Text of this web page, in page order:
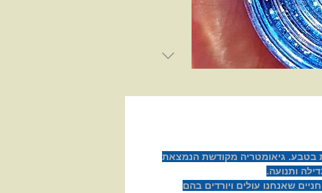
בטבע. גיאומטריה מקודשת הנמצאת
ותנועה.
שאנחנו עולים ויורדים בהם